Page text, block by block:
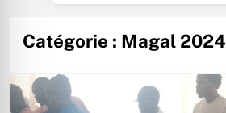
Catégorie : Magal 2024